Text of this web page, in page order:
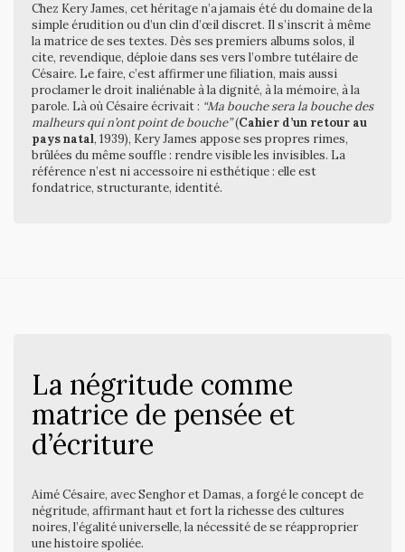
Chez Kery James, cet héritage n’a jamais été du domaine de la
simple érudition ou d’un clin d’œil discret. Il s’inscrit à même
la matrice de ses textes. Dès ses premiers albums solos, il
cite, revendique, déploie dans ses vers l’ombre tutélaire de
Césaire. Le faire, c’est affirmer une filiation, mais aussi
proclamer le droit inaliénable à la dignité, à la mémoire, à la
parole. Là où Césaire écrivait : “Ma bouche sera la bouche des
malheurs qui n’ont point de bouche”(Cahier d’un retour au
pays natal, 1939), Kery James appose ses propres rimes,
brûlées du même souffle : rendre visible les invisibles. La
référence n’est ni accessoire ni esthétique : elle est
fondatrice, structurante, identité.
La négritude comme
matrice de pensée et
d’écriture
Aimé Césaire, avec Senghor et Damas, a forgé le concept de
négritude, affirmant haut et fort la richesse des cultures
noires, l’égalité universelle, la nécessité de se réapproprier
une histoire spoliée.